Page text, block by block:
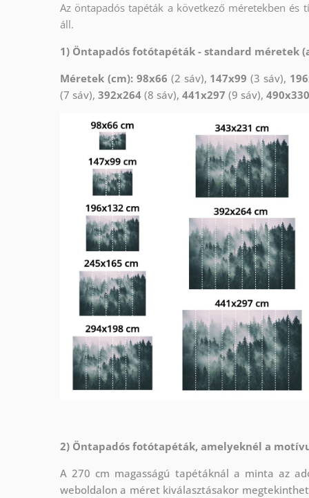
Az öntapadós tapéták a következő méretekben
áll.
1) Öntapadós fotótapéták - standard
Méretek (cm): 98x66 (2 sáv), 147x99 (3 sáv),
(7 sáv), 392x264 (8 sáv), 441x297 (9 sáv), 490x330
2) Öntapadós fotótapéták, amelyeknél a
A 270 cm magasságú tapétáknál a minta az
weboldalon a méret kiválasztásakor